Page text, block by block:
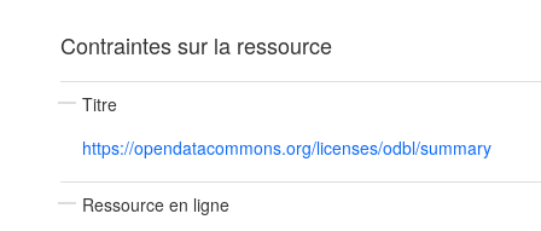
Contraintes sur la ressource
Titre
https://opendatacommons.org/licenses/odbl/summary
Ressource en ligne